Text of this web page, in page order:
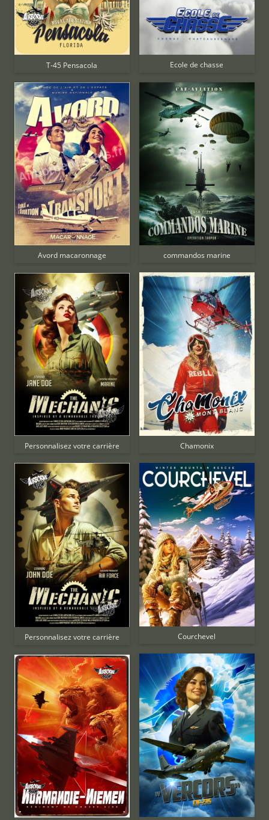
T-45 Pensacola
Avord macaronnage
Personnalisez votre carrière
Personnalisez votre carrière
Ecole de chasse
commandos marine
Chamonix
Courchevel